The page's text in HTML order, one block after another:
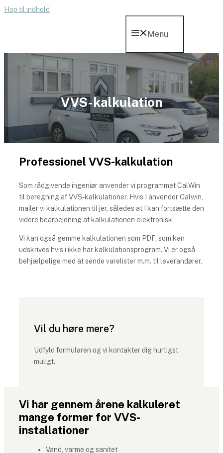
Hop til indhold
Menu
VVS-kalkulation
Professionel VVS-kalkulation
Som rådgivende ingeniør anvender vi programmet CalWin
til beregning af VVS-kalkulationer. Hvis I anvender Calwin,
mailer vi kalkulationen til jer, således at I kan fortsætte den
videre bearbejdning af kalkulationen elektronisk.
Vi kan også gemme kalkulationen som PDF, som kan
udskrives hvis i ikke har kalkulationsprogram. Vi er også
behjælpelige med at sende varelister m.m. til leverandører.
Vil du høre mere?
Udfyld formularen og vi kontakter dig hurtigst
muligt.
Vi har gennem årene kalkuleret
mange former for VVS-
installationer
​Vand, varme og sanitet